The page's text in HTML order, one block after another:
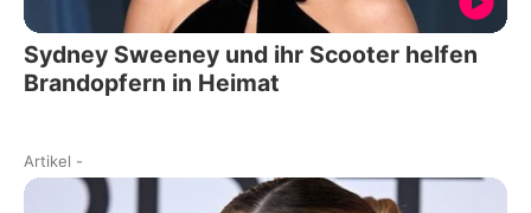
Sydney Sweeney und ihr Scooter helfen
Brandopfern in Heimat
Artikel -